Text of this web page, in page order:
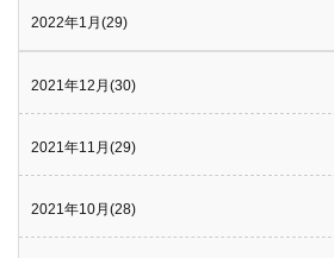
2022年1月(29)
2021年12月(30)
2021年11月(29)
2021年10月(28)